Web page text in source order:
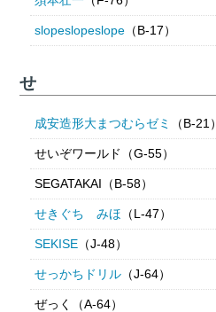
slopeslopeslope（B-17）
せ
成安造形大まつむらゼミ （B-21）
せいぞワールド（G-55）
SEGATAKAI（B-58）
せきぐち みほ （L-47）
SEKISE（J-48）
せっかちドリル（J-64）
ぜっく（A-64）